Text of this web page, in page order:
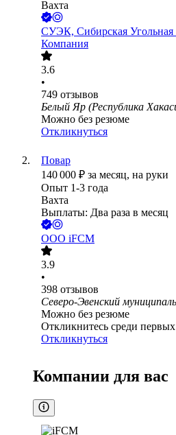
Вахта
СУЭК, Сибирская Угольная
Компания
3.6
•
749 отзывов
Белый Яр (Республика
Можно без резюме
Откликнуться
Повар
140 000 ₽ за месяц, на руки
Опыт 1-3 года
Вахта
Выплаты: Два раза в месяц
ООО iFCM
3.9
•
398 отзывов
Северо-Эвенский
Можно без резюме
Откликнитесь среди первых
Откликнуться
Компании для вас